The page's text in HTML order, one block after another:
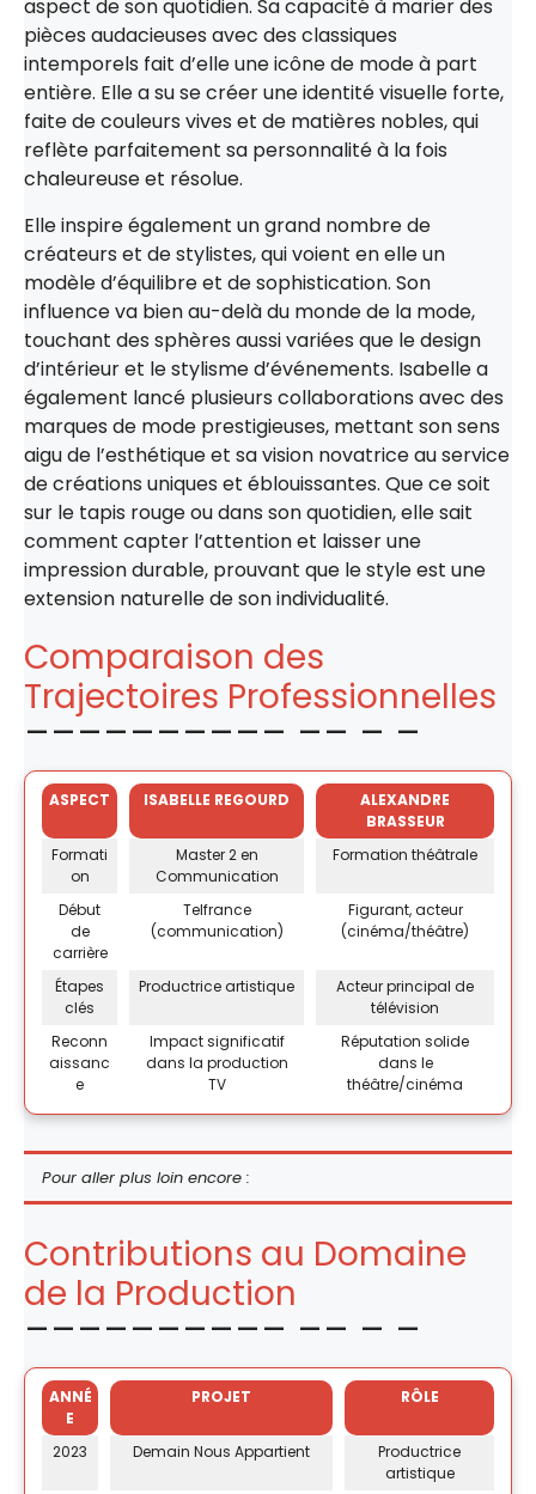
aspect de son quotidien. Sa capacité à marier des
pièces audacieuses avec des classiques
intemporels fait d’elle une icône de mode à part
entière. Elle a su se créer une identité visuelle forte,
faite de couleurs vives et de matières nobles, qui
reflète parfaitement sa personnalité à la fois
chaleureuse et résolue.
Elle inspire également un grand nombre de
créateurs et de stylistes, qui voient en elle un
modèle d’équilibre et de sophistication. Son
influence va bien au-delà du monde de la mode,
touchant des sphères aussi variées que le design
d’intérieur et le stylisme d’événements. Isabelle a
également lancé plusieurs collaborations avec des
marques de mode prestigieuses, mettant son sens
aigu de l’esthétique et sa vision novatrice au service
de créations uniques et éblouissantes. Que ce soit
sur le tapis rouge ou dans son quotidien, elle sait
comment capter l’attention et laisser une
impression durable, prouvant que le style est une
extension naturelle de son individualité.
Comparaison des
Trajectoires Professionnelles
ASPECT ISABELLE REGOURD
ALEXANDRE
BRASSEUR
Formati
on
Master 2 en
Communication
Formation théâtrale
Début
de
carrière
Telfrance
(communication)
Figurant, acteur
(cinéma/théâtre)
Étapes
clés
Productrice artistique
Acteur principal de
télévision
Reconn
aissanc
e
Impact significatif
dans la production
TV
Réputation solide
dans le
théâtre/cinéma
Pour aller plus loin encore :
Contributions au Domaine
de la Production
ANNÉ
E
PROJET RÔLE
2023 Demain Nous Appartient
Productrice
artistique